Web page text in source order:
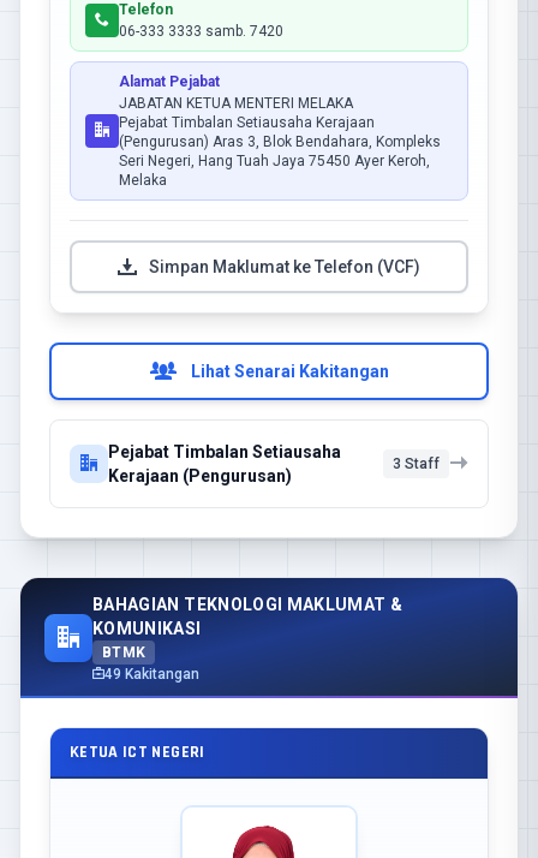
Telefon
06-333 3333 samb. 7420
Alamat Pejabat
JABATAN KETUA MENTERI MELAKA
Pejabat Timbalan Setiausaha Kerajaan
(Pengurusan) Aras 3, Blok Bendahara, Kompleks
Seri Negeri, Hang Tuah Jaya 75450 Ayer Keroh,
Melaka
Simpan Maklumat ke Telefon (VCF)
Lihat Senarai Kakitangan
Pejabat Timbalan Setiausaha
Kerajaan (Pengurusan)
3 Staff
BAHAGIAN TEKNOLOGI MAKLUMAT &
KOMUNIKASI
BTMK
49 Kakitangan
KETUA ICT NEGERI